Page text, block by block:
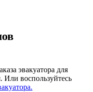
эвакуатора для
Или воспользуйтесь